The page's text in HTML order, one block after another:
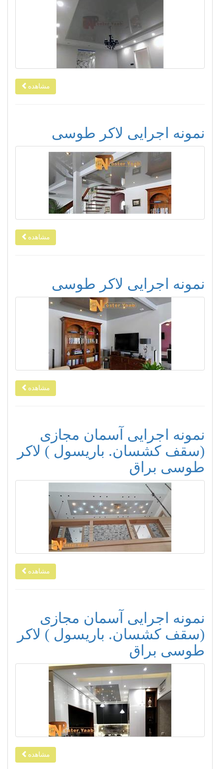
مشاهده
نمونه اجرایی لاکر طوسی
مشاهده
نمونه اجرایی لاکر طوسی
مشاهده
نمونه اجرایی آسمان مجازی
(سقف کشسان. باریسول ) لاکر
طوسی براق
مشاهده
نمونه اجرایی آسمان مجازی
(سقف کشسان. باریسول ) لاکر
طوسی براق
مشاهده